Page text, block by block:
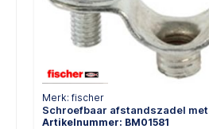
Merk: fischer
Schroefbaar afstandszadel
Artikelnummer: BM01581